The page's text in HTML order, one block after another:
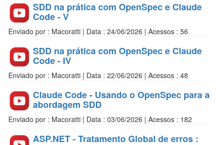
SDD na prática com OpenSpec e Claude
Code - V
Enviado por : Macoratti | Data : 24/06/2026 | Acessos : 56
SDD na prática com OpenSpec e Claude
Code - IV
Enviado por : Macoratti | Data : 22/06/2026 | Acessos : 48
Claude Code - Usando o OpenSpec para a
abordagem SDD
Enviado por : Macoratti | Data : 03/06/2026 | Acessos : 182
ASP.NET - Tratamento Global de erros :